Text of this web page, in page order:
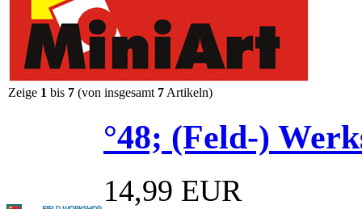
Zeige 1 bis 7 (von insgesamt 7 Artikeln)
°48; (Feld-)
14,99 EUR